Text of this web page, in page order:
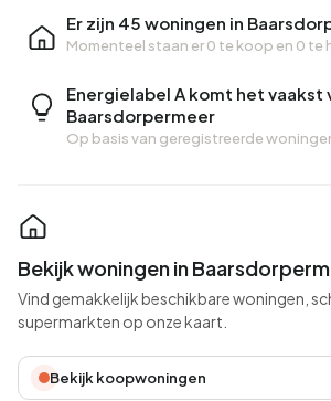
Er zijn 45 woningen in
Momenteel staan er0 te koop en 0 te
Energielabel A komt het vaakst
Baarsdorpermeer
Op basis van geregistreerde
Bekijk woningen in
Vind gemakkelijk beschikbare woningen,
supermarkten op onze kaart.
Bekijk koopwoningen